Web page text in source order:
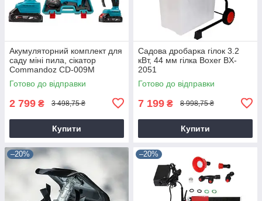
Акумуляторний комплект для
саду міні пила, сікатор
Commandoz CD-009M
Готово до відправки
2 799 ₴ 3 498,75 ₴
Купити
Садова дробарка гілок 3.2
кВт, 44 мм гілка Boxer BX-
2051
Готово до відправки
7 199 ₴ 8 998,75 ₴
Купити
–20% –20%